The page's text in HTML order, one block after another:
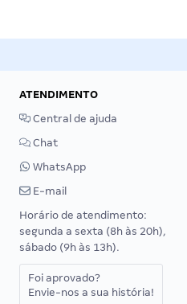
ATENDIMENTO
Central de ajuda
Chat
WhatsApp
E-mail
Horário de atendimento:
segunda a sexta (8h às 20h),
sábado (9h às 13h).
Foi aprovado?
Envie-nos a sua história!